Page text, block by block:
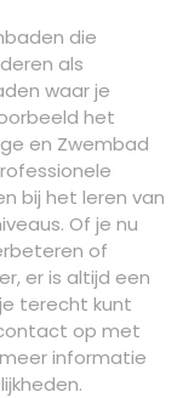
die
als
waar je
het
en Zwembad
bij het leren van
Of je nu
of
er is altijd een
terecht kunt
op met
informatie